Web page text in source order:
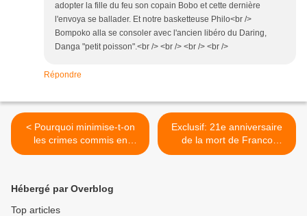
adopter la fille du feu son copain Bobo et cette dernière
l'envoya se ballader. Et notre basketteuse Philo<br />
Bompoko alla se consoler avec l'ancien libéro du Daring,
Danga "petit poisson".<br /> <br /> <br /> <br />
Répondre
< Pourquoi minimise-t-on
les crimes commis en
RDC?
Exclusif: 21e anniversaire
de la mort de Franco
Luambo >
Hébergé par Overblog
Top articles